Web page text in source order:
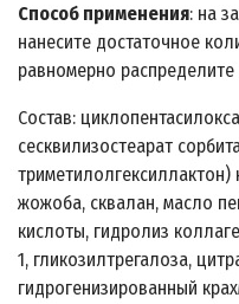
Способ применения: на
нанесите достаточное
равномерно
Состав:
сесквилизостеарат
жожоба, сквалан, масло
кислоты, гидролиз
1, гликозилтрегалоза,
гидрогенизированный